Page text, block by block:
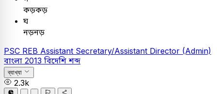
কড়কড়
ঘ
নড়নড়
PSC REB Assistant Secretary/Assistant Director (Admin)
বাংলা 2013 বিদেশি শব্দ
ব্যাখ্যা
2.3k